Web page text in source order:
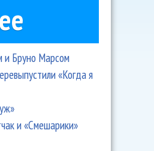
и Бруно Марсом
«Когда я
и «Смешарики»